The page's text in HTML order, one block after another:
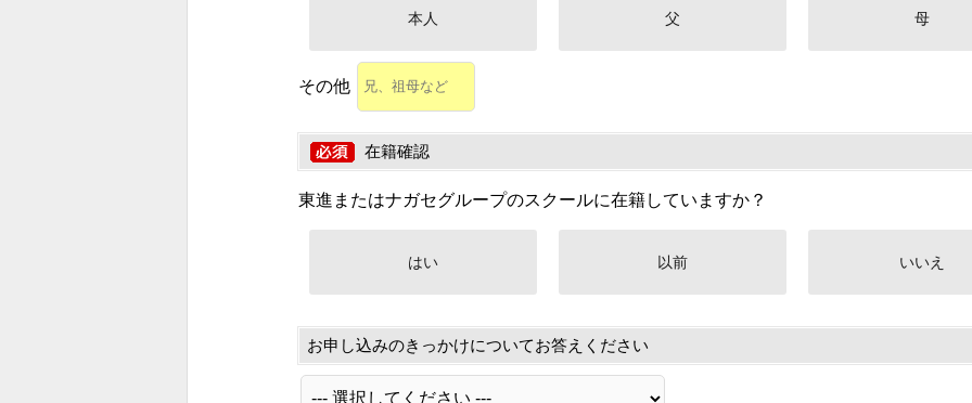
本人 父 母
その他
在籍確認
東進またはナガセグループのスクールに在籍していますか？
はい 以前 いいえ
お申し込みのきっかけについてお答えください